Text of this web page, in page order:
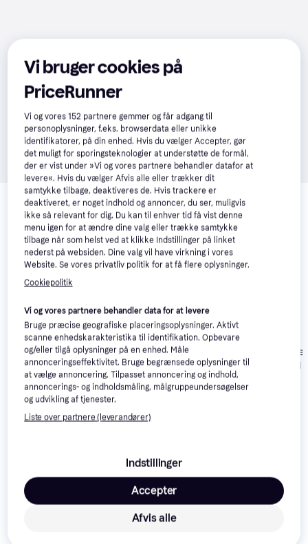
Relaterede produkter
Se vores forslag til andre produkter, der matcher dine
interesser. Vis alle
Trender
Trixie Kaline Cuddly
Cave
149 kr.
-60 kr.
Trixie Mimi
-25 kr.
Trixie de Luxe
hængekøje til
vidaXL 170959 Dog Sofa
Det er den bedste pris lige nu hos 1 butik.
Sammenlign:
Vi bruger cookies på
PriceRunner
Vi og vores152 partnere gemmer og får adgang til
personoplysninger, f.eks. browserdata eller unikke
identifikatorer, på din enhed. Hvis du vælger Accepter, gør
det muligt for sporingsteknologier at understøtte de formål,
der er vist under »Vi og vores partnere behandler datafor at
levere«. Hvis du vælger Afvis alle eller trækker dit
samtykke tilbage, deaktiveres de. Hvis trackere er
deaktiveret, er noget indhold og annoncer, du ser, muligvis
ikke så relevant for dig. Du kan til enhver tid få vist denne
menu igen for at ændre dine valg eller trække samtykke
tilbage når som helst ved at klikke Indstillinger på linket
nederst på websiden. Dine valg vil have virkning i vores
Website. Se vores privatliv politik for at få flere oplysninger.
Cookiepolitik
Vi og vores partnere behandler data for at levere
Bruge præcise geografiske placeringsoplysninger. Aktivt
scanne enhedskarakteristika til identifikation. Opbevare
og/eller tilgå oplysninger på en enhed. Måle
annonceringseffektivitet. Bruge begrænsede oplysninger til
at vælge annoncering. Tilpasset annoncering og indhold,
annoncerings- og indholdsmåling, målgruppeundersøgelser
og udvikling af tjenester.
Liste over partnere (leverandører)
Indstillinger
Afvis alle
Accepter